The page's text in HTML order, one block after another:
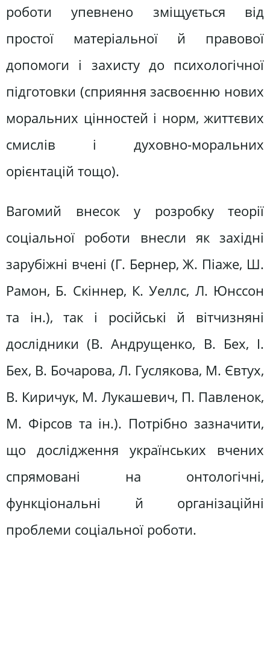
роботи упевнено зміщується від
простої матеріальної й правової
допомоги і захисту до психологічної
підготовки (сприяння засвоєнню нових
моральних цінностей і норм, життєвих
смислів і духовно-моральних
орієнтацій тощо).
Вагомий внесок у розробку теорії
соціальної роботи внесли як західні
зарубіжні вчені (Г. Бернер, Ж. Піаже, Ш.
Рамон, Б. Скіннер, К. Уеллс, Л. Юнссон
та ін.), так і російські й вітчизняні
дослідники (В. Андрущенко, В. Бех, І.
Бех, В. Бочарова, Л. Гуслякова, М. Євтух,
В. Киричук, М. Лукашевич, П. Павленок,
М. Фірсов та ін.). Потрібно зазначити,
що дослідження українських вчених
спрямовані на онтологічні,
функціональні й організаційні
проблеми соціальної роботи.